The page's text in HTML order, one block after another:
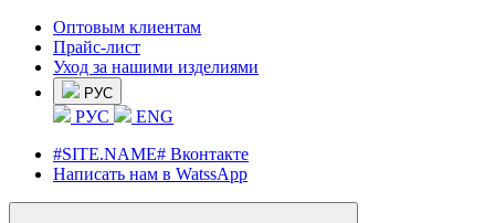
Оптовым клиентам
Прайс-лист
Уход за нашими изделиями
РУС
РУС
ENG
#SITE.NAME# Вконтакте
Написать нам в WatssApp